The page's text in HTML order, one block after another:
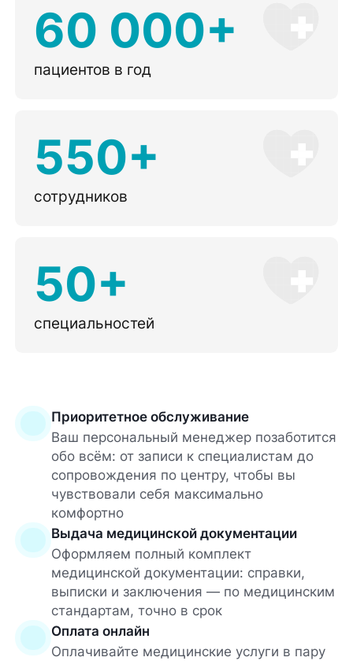
60 000+
пациентов в год
550+
сотрудников
50+
специальностей
Приоритетное обслуживание
Ваш персональный менеджер позаботится
обо всём: от записи к специалистам до
сопровождения по центру, чтобы вы
чувствовали себя максимально
комфортно
Выдача медицинской документации
Оформляем полный комплект
медицинской документации: справки,
выписки и заключения — по медицинским
стандартам, точно в срок
Оплата онлайн
Оплачивайте медицинские услуги в пару